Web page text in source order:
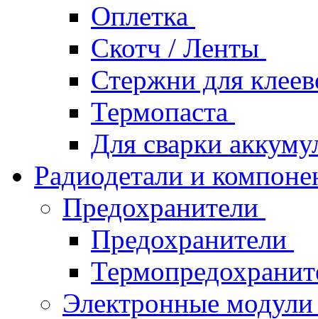
Оплетка
Скотч / Ленты
Стержни для
Термопаста
Для сварки
Радиодетали и
Предохранители
Предохранители
Электронные